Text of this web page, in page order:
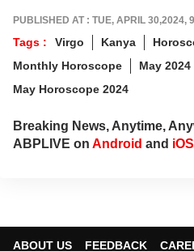
PUBLISHED AT : TUE, APRIL 30,2024,
Tags : Virgo Kanya
Monthly Horoscope
May 2024
May Horoscope 2024
Breaking News, Anytime,
ABPLIVE on Android and iOS
ABOUT US FEEDBACK